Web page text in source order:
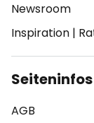
Newsroom
Inspiration |
Seiteninfos
AGB